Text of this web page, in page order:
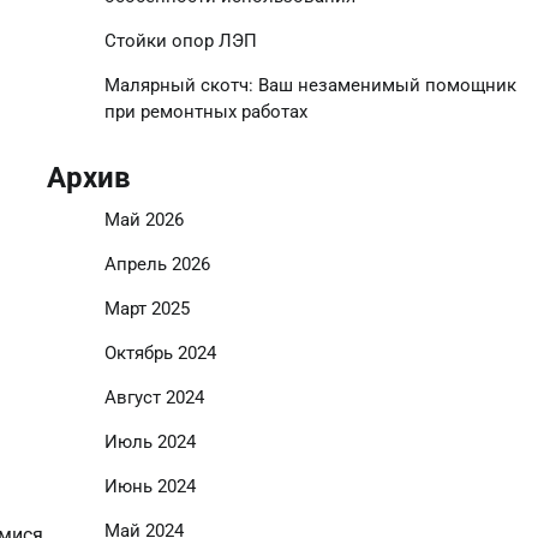
Стойки опор ЛЭП
Малярный скотч: Ваш незаменимый помощник
при ремонтных работах
Архив
Май 2026
Апрель 2026
Март 2025
Октябрь 2024
Август 2024
Июль 2024
Июнь 2024
Май 2024